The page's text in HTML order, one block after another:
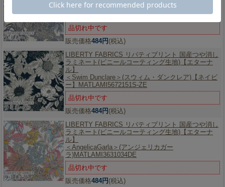
＜Angelica Garla＞(アンジェリカ・ガー
ラ)MATLAMI3631034CE
品切れ中です
販売価格484円(税込)
LIBERTY FABRICS リバティプリント 国産つや消し
ラミネート(ビニールコーティング生地)【エターナ
ル】
＜Swim Dunclare＞(スウィム・ダンクレア)【ネイビ
ー】MATLAMI5672151S-ZE
品切れ中です
販売価格484円(税込)
LIBERTY FABRICS リバティプリント 国産つや消し
ラミネート(ビニールコーティング生地)【エターナ
ル】
＜AngelicaGarla＞(アンジェリカガー
ラ)MATLAMI3631034DE
品切れ中です
販売価格484円(税込)